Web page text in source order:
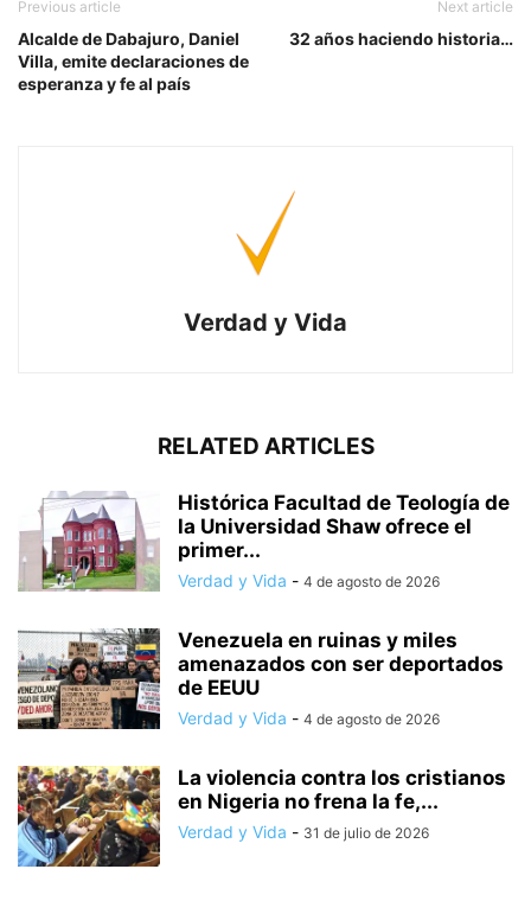
Previous article
Alcalde de Dabajuro, Daniel
Villa, emite declaraciones de
esperanza y fe al país
Next article
32 años haciendo historia…
Verdad y Vida
RELATED ARTICLES
Histórica Facultad de Teología de
la Universidad Shaw ofrece el
primer...
Verdad y Vida - 4 de agosto de 2026
Venezuela en ruinas y miles
amenazados con ser deportados
de EEUU
Verdad y Vida - 4 de agosto de 2026
La violencia contra los cristianos
en Nigeria no frena la fe,...
Verdad y Vida - 31 de julio de 2026